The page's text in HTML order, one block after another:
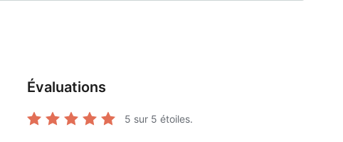
Évaluations
5 sur 5 étoiles.